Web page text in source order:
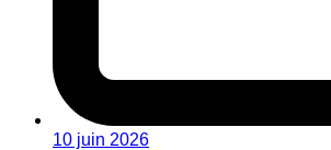
10 juin 2026